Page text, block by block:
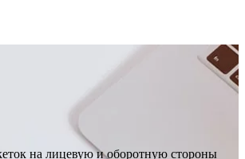
на лицевую и оборотную стороны